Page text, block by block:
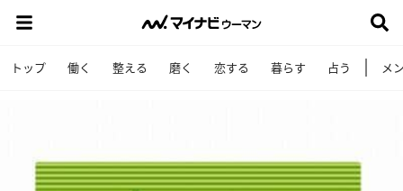
トップ 働く 整える 磨く 恋する 暮らす 占う メ